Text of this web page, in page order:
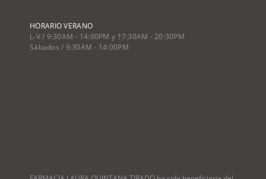
HORARIO VERANO
L-V / 9:30AM - 14:00PM y 17:30AM - 20:30PM
Sábados / 9:30AM - 14:00PM